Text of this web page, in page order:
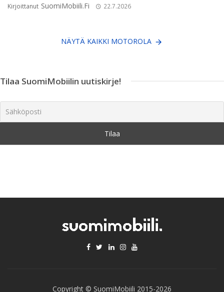
Kirjoittanut SuomiMobiili.fi 22.7.2026
NÄYTÄ KAIKKI MOTOROLA
Tilaa SuomiMobiilin uutiskirje!
Copyright © SuomiMobiili 2015-2026